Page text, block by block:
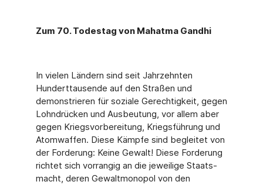
Zum 70. Todestag von Mahatma Gandhi
In vielen Ländern sind seit Jahrzehnten
Hunderttausende auf den Straßen und
demonstrie­ren für soziale Gerechtigkeit, gegen
Lohndrücken und Ausbeutung, vor allem aber
gegen Kriegsvorbereitung, Kriegsführung und
Atomwaffen. Diese Kämpfe sind begleitet von
der Forderung: Keine Gewalt! Diese Forderung
richtet sich vorrangig an die jeweilige Staats­
macht, deren Gewaltmonopol von den